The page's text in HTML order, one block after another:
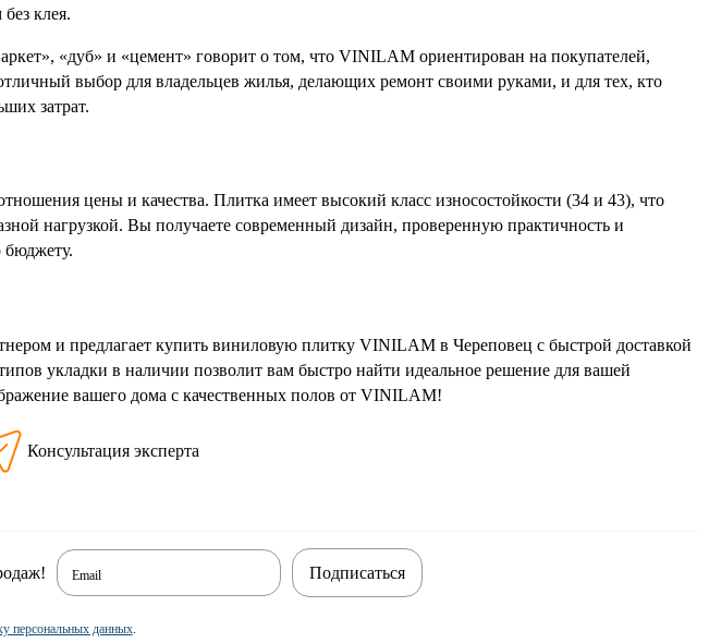
клея.
«дуб» и «цемент» говорит о том, что VINILAM ориентирован на покупателей,
выбор для владельцев жилья, делающих ремонт своими руками, и для тех, кто
затрат.
цены и качества. Плитка имеет высокий класс износостойкости (34 и 43), что
нагрузкой. Вы получаете современный дизайн, проверенную практичность и
бюджету.
и предлагает купить виниловую плитку VINILAM в Череповец с быстрой доставкой
укладки в наличии позволит вам быстро найти идеальное решение для вашей
вашего дома с качественных полов от VINILAM!
Консультация эксперта
Email
персональных данных.
Подписаться